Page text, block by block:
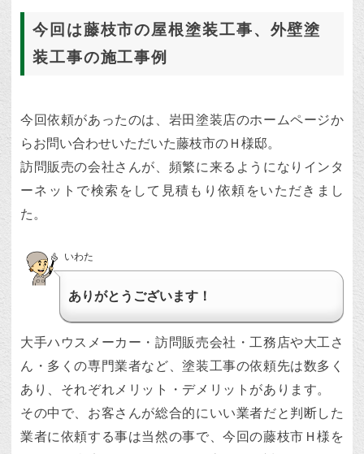
今回は藤枝市の屋根塗装工事、外壁塗
装工事の施工事例
今回依頼があったのは、岩田塗装店のホームページか
らお問い合わせいただいた藤枝市のＨ様邸。
訪問販売の会社さんが、頻繁に来るようになりインタ
ーネットで検索をして見積もり依頼をいただきまし
た。
いわた
ありがとうございます！
大手ハウスメーカー・訪問販売会社・工務店や大工さ
ん・多くの専門業者など、塗装工事の依頼先は数多く
あり、それぞれメリット・デメリットがあります。
その中で、お客さんが総合的にいい業者だと判断した
業者に依頼する事は当然の事で、今回の藤枝市Ｈ様を